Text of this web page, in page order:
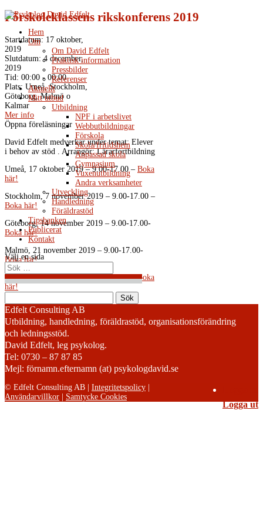
Hem
Om
Om David Edfelt
Praktisk information
Pressbilder
Referenser
Aktuellt
Mitt utbud
Utbildning
NPF i arbetslivet
Webbutbildningar
Förskola
Skola/fritidshem
Anpassad skola
Gymnasium
Vuxenutbildning
Andra verksamheter
Utveckling
Handledning
Föräldrastöd
Tipsbanken
Publicerat
Kontakt
Välj en sida
Förskoleklassens rikskonferens 2019
Startdatum: 17 oktober,
2019
Slutdatum:4 december,
2019
Tid: 00:00 - 00:00
Plats: Umeå, Stockholm,
Göteborg, Malmö o
Kalmar
Mer info
Öppna föreläsningar
David Edfelt medverkar under temat: Elever
i behov av stöd . Arrangör: Lärarfortbildning
Umeå, 17 oktober 2019 – 9.00-17.00 – Boka
här!
Stockholm, 7 november 2019 – 9.00-17.00 –
Boka här!
Göteborg, 14 november 2019 – 9.00-17.00-
Boka här!
Malmö, 21 november 2019 – 9.00-17.00-
Boka här!
Kalmar, 4 december 2019- 9.00-17.00-Boka
här!
efter:
Edfelt Consulting AB
Utbildning, handledning, föräldrastöd, organisationsförändring
och ledningsstöd.
David Edfelt, leg psykolog.
Tel: 0730 – 87 87 85
Mejl: förnamn.efternamn (at) psykologdavid.se
Logga ut
© Edfelt Consulting AB | Integritetspolicy
Användarvillkor
Samtycke Cookies